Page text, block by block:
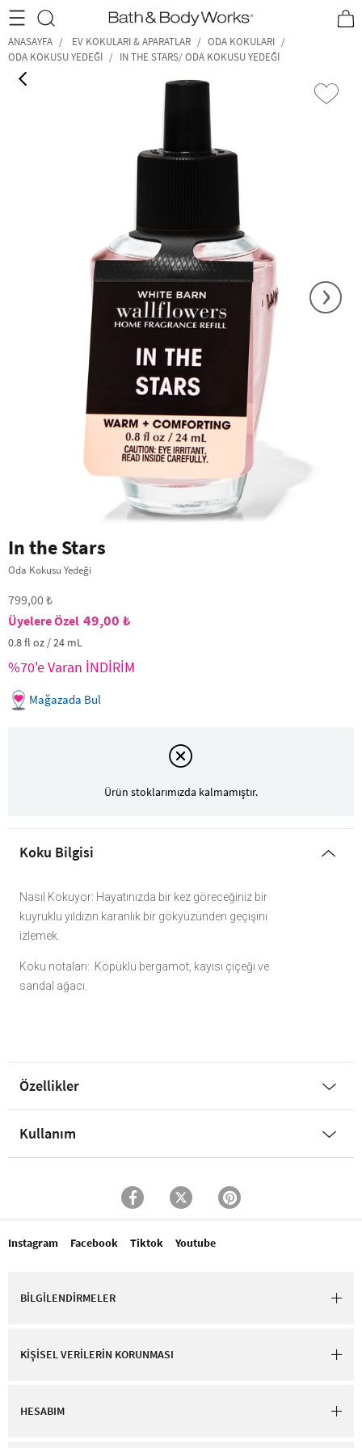
•2200₺ ve Üzeri Kargo Ücretsiz!• *Promosyon Detayları
ANASAYFA EV KOKULARI & APARATLAR
ODA KOKULARI
ODA KOKUSU YEDEĞI
IN THE STARS/ ODA KOKUSU YEDEĞI
›
In the Stars
Oda Kokusu Yedeği
799,00 ₺
49,00 ₺
0.8 fl oz / 24 mL
%70'e Varan İNDİRİM
Mağazada Bul
Ürün stoklarımızda kalmamıştır.
Koku Bilgisi
Nasıl Kokuyor: Hayatınızda bir kez göreceğiniz bir
kuyruklu yıldızın karanlık bir gökyüzünden geçişini
izlemek.
Koku notaları: Köpüklü bergamot, kayısı çiçeği ve
sandal ağacı.
Özellikler
Kullanım
Instagram Facebook Tiktok Youtube
BİLGİLENDİRMELER
KİŞİSEL VERİLERİN KORUNMASI
HESABIM